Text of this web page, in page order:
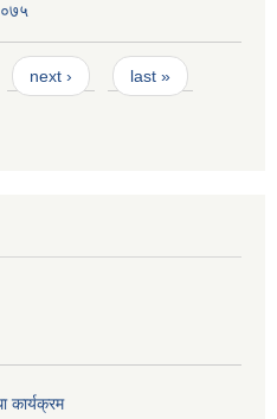
next › last »
कार्यक्रम